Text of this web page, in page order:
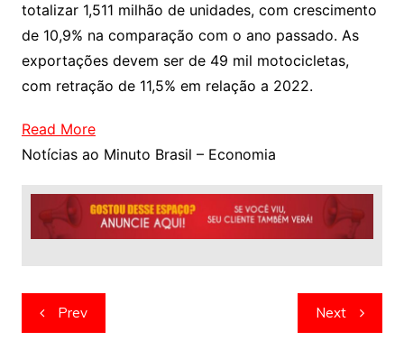
totalizar 1,511 milhão de unidades, com crescimento
de 10,9% na comparação com o ano passado. As
exportações devem ser de 49 mil motocicletas,
com retração de 11,5% em relação a 2022.
Read More
Notícias ao Minuto Brasil – Economia
Navegação
de
Prev Next